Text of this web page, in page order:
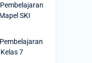
SKI
7